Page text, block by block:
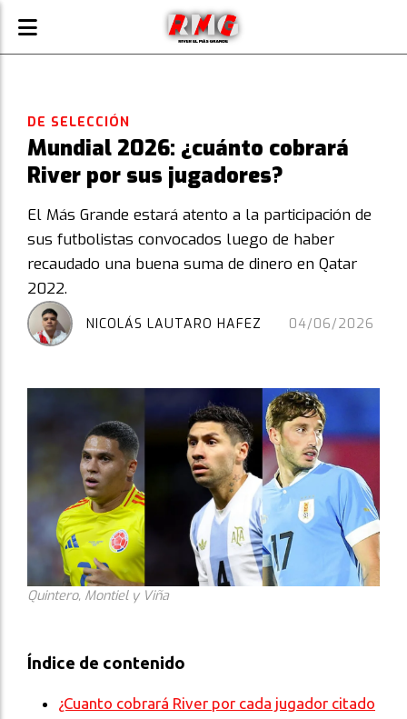
Mundial 2026: ¿cuánto cobrará
River por sus jugadores?
El Más Grande estará atento a la participación de
sus futbolistas convocados luego de haber
recaudado una buena suma de dinero en Qatar
2022.
DE SELECCIÓN
04/06/2026
NICOLÁS LAUTARO HAFEZ
Quintero, Montiel y Viña
Índice de contenido
¿Cuanto cobrará River por cada jugador citado